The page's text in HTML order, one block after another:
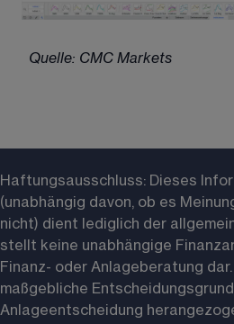
Quelle: CMC Markets
Haftungsausschluss: Dieses
(unabhängig davon, ob es
nicht) dient lediglich der
stellt keine unabhängige
Finanz- oder Anlageberatung
maßgebliche
Anlageentscheidung